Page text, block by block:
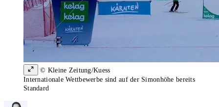
© Kleine Zeitung/Kuess
Internationale Wettbewerbe sind auf der Simonhöhe bereits
Standard